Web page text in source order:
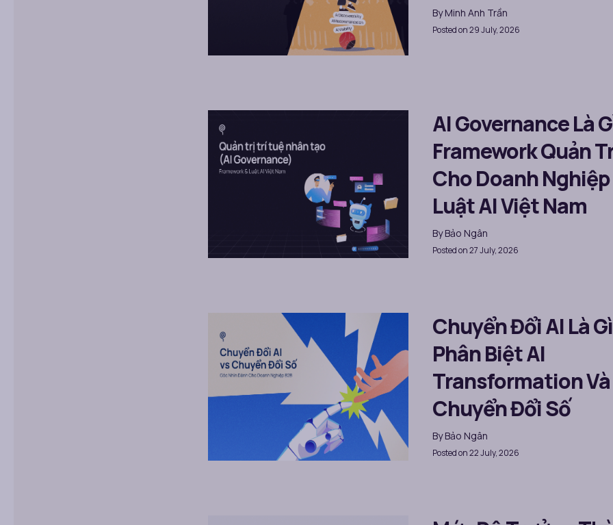
ByMinh Anh Trần
Posted on 29 July, 2026
AI Governance Là
Framework Quản
Cho Doanh
Luật AI Việt Nam
ByBảo Ngân
Posted on 27 July, 2026
Chuyển Đổi AI Là
Phân Biệt AI
Transformation Và
Chuyển Đổi Số
ByBảo Ngân
Posted on 22 July, 2026